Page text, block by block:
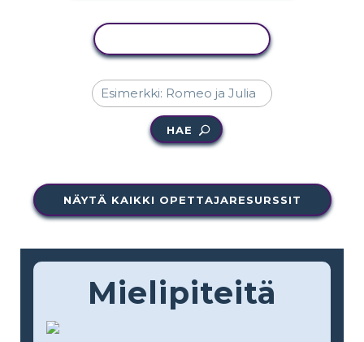
HAE
NÄYTÄ KAIKKI OPETTAJARESURSSIT
Mielipiteitä